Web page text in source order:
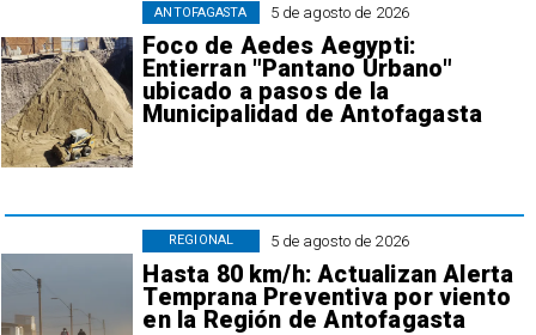
5 de agosto de 2026
Foco de Aedes Aegypti:
Entierran "Pantano Urbano"
ubicado a pasos de la
Municipalidad de Antofagasta
ANTOFAGASTA
5 de agosto de 2026
Hasta 80 km/h: Actualizan Alerta
Temprana Preventiva por viento
en la Región de Antofagasta
REGIONAL